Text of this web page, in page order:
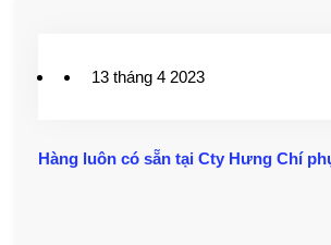
13 tháng 4 2023
Hàng luôn có sẵn tại Cty Hưng Chí